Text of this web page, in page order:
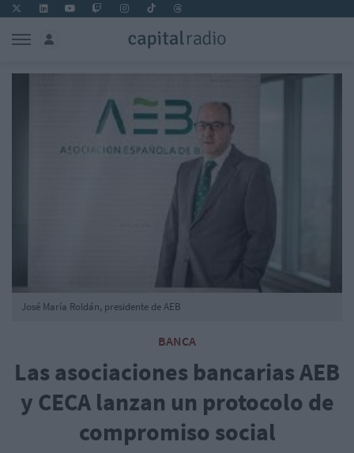
BANCA
Las asociaciones bancarias AEB
y CECA lanzan un protocolo de
compromiso social
José María Roldán, presidente de AEB